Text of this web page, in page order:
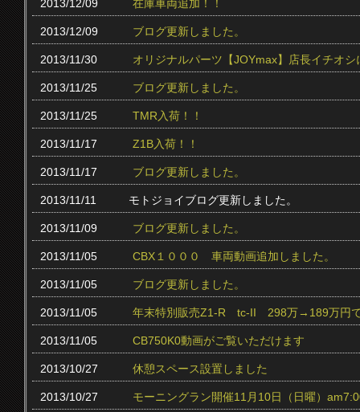
2013/12/09 在庫車両追加！！
2013/12/09 ブログ更新しました。
2013/11/30 オリジナルパーツ【JOYmax】店長イチオ
2013/11/25 ブログ更新しました。
2013/11/25 TMR入荷！！
2013/11/17 Z1B入荷！！
2013/11/17 ブログ更新しました。
2013/11/11 モトジョイブログ更新しました。
2013/11/09 ブログ更新しました。
2013/11/05 CBX１０００ 車両動画追加しました。
2013/11/05 ブログ更新しました。
2013/11/05 年末特別販売Z1-R tc‐II 298万→189万円
2013/11/05 CB750K0動画がご覧いただけます
2013/10/27 休憩スペース設置しました
2013/10/27 モーニングラン開催11月10日（日曜）